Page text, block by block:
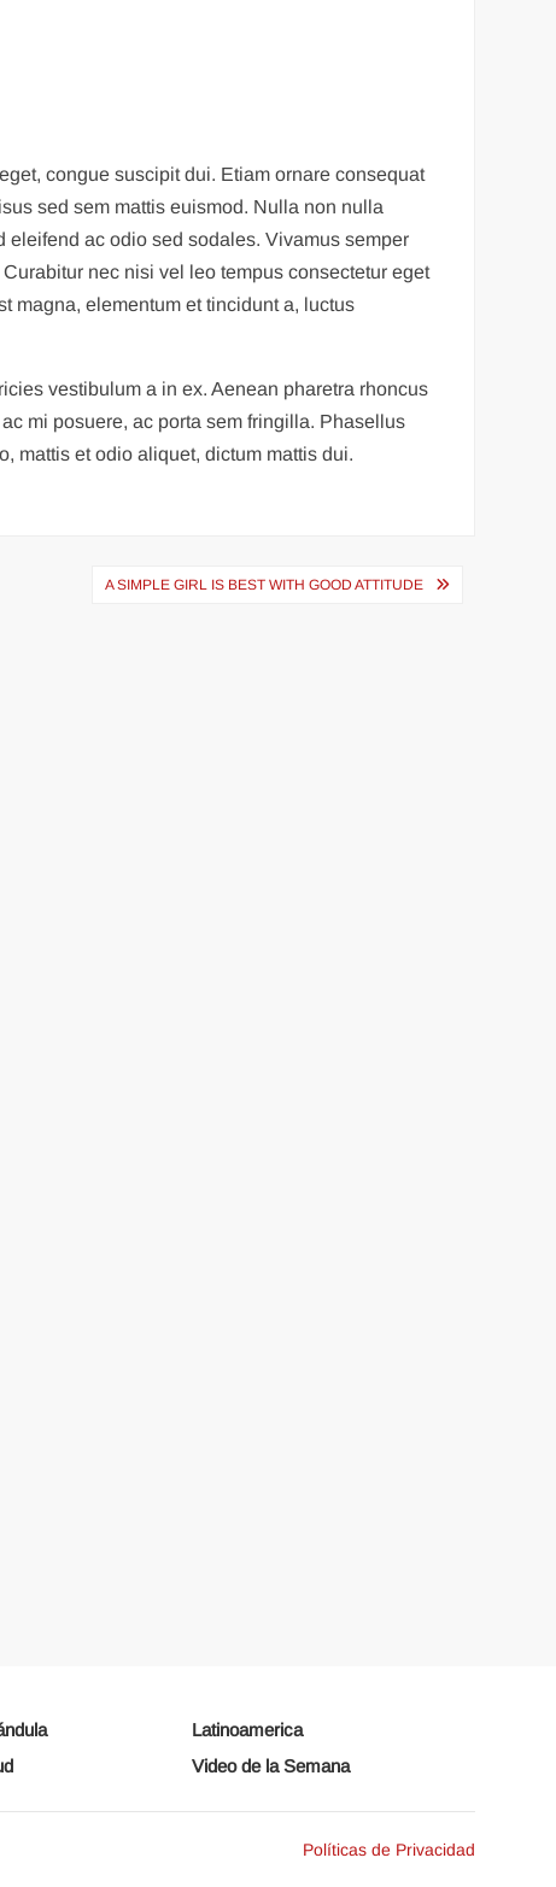
congue suscipit dui. Etiam ornare consequat
sed sem mattis euismod. Nulla non nulla
eleifend ac odio sed sodales. Vivamus semper
nec nisi vel leo tempus consectetur eget
magna, elementum et tincidunt a, luctus
vestibulum a in ex. Aenean pharetra rhoncus
mi posuere, ac porta sem fringilla. Phasellus
mattis et odio aliquet, dictum mattis dui.
A SIMPLE GIRL IS BEST WITH GOOD ATTITUDE
Latinoamerica
Video de la Semana
Políticas de Privacidad